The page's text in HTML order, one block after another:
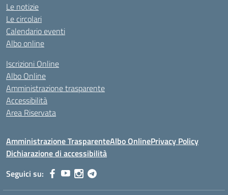
Le notizie
Le circolari
Calendario eventi
Albo online
Iscrizioni Online
Albo Online
Amministrazione trasparente
Accessibilità
Area Riservata
Amministrazione TrasparenteAlbo OnlinePrivacy Policy
Dichiarazione di accessibilità
Seguici su: